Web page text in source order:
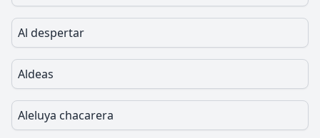
Al despertar
Aldeas
Aleluya chacarera